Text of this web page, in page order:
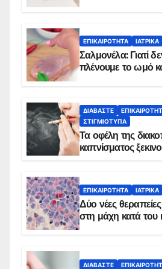
ΕΠΙΚΑΙΡΌΤΗΤΑ ΙΑΤΡΙΚΆ
Σαλμονέλα: Γιατί
πλένουμε το ωμό
ΔΙΑΒΆΣΤΕ
ΣΤΙΓΜΙΌΤΥΠΑ
Τα οφέλη της
καπνίσματος
ΕΠΙΚΑΙΡΌΤΗΤΑ ΙΑΤΡΙΚΆ
Δύο νέες
στη μάχη κατά του
ΔΙΑΒΆΣΤΕ